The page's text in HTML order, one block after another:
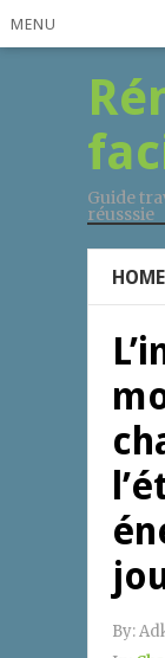
MENU
Guide
réusssie
HOME
By: